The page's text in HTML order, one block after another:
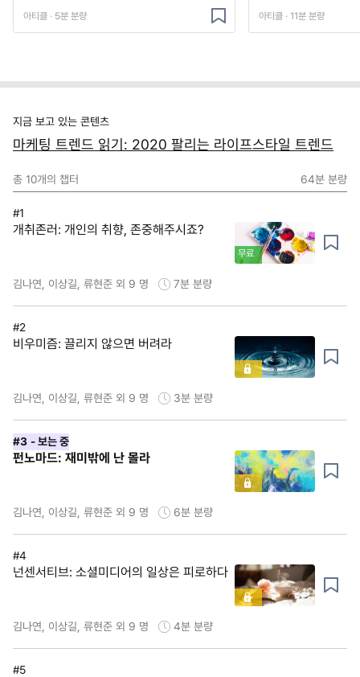
아티클 · 5분 분량 아티클 · 11분 분량
지금 보고 있는 콘텐츠
마케팅 트렌드 읽기: 2020 팔리는 라이프스타일 트렌드
총 10개의 챕터 64분 분량
#1
개취존러: 개인의 취향, 존중해주시죠?
무료
김나연, 이상길, 류현준 외 9 명 7분 분량
#2
비우미즘: 끌리지 않으면 버려라
김나연, 이상길, 류현준 외 9 명 3분 분량
#3 - 보는 중
펀노마드: 재미밖에 난 몰라
김나연, 이상길, 류현준 외 9 명 6분 분량
#4
넌센서티브: 소셜미디어의 일상은 피로하다
김나연, 이상길, 류현준 외 9 명 4분 분량
#5